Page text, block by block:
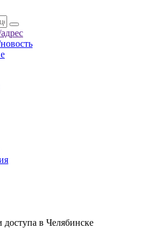
в Челябинске